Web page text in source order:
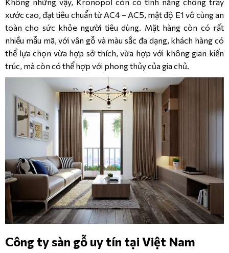
xước cao, đạt tiêu chuẩn từ AC4 – AC5, mật độ E1 vô cùng an
toàn cho sức khỏe người tiêu dùng. Mặt hàng còn có rất
nhiều mẫu mã, với vân gỗ và màu sắc đa dạng, khách hàng có
thể lựa chọn vừa hợp sở thích, vừa hợp với không gian kiến
trúc, mà còn có thể hợp với phong thủy của gia chủ.
Công ty sàn gỗ uy tín tại Việt Nam